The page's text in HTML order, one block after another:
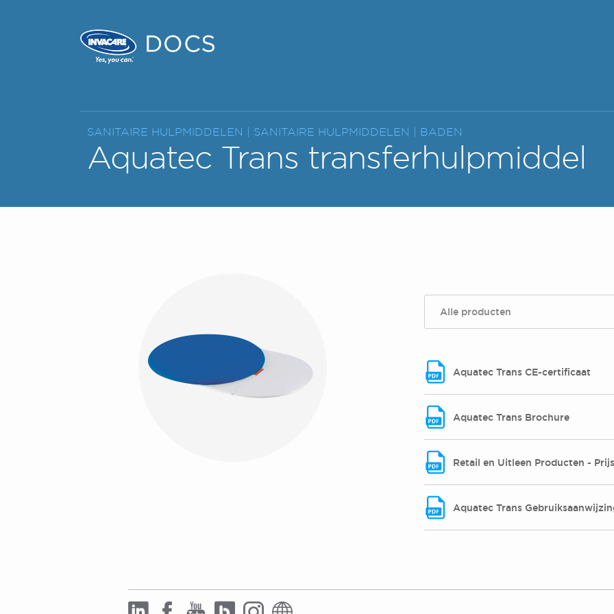
SANITAIRE HULPMIDDELEN | SANITAIRE HULPMIDDELEN | BADEN
Aquatec Trans transferhulpmiddel
Alle producten
Aquatec Trans CE-certificaat
Aquatec Trans Brochure
Retail en Uitleen Producten -
Aquatec Trans